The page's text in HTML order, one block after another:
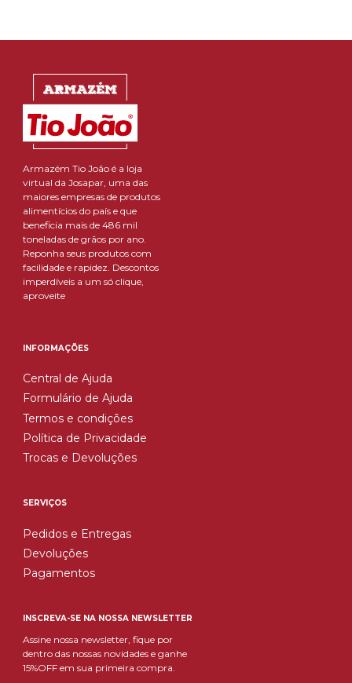
Armazém Tio João é a loja
virtual da Josapar, uma das
maiores empresas de produtos
alimentícios do país e que
beneficia mais de 486 mil
toneladas de grãos por ano.
Reponha seus produtos com
facilidade e rapidez. Descontos
imperdíveis a um só clique,
aproveite
INFORMAÇÕES
Central de Ajuda
Formulário de Ajuda
Termos e condições
Política de Privacidade
Trocas e Devoluções
SERVIÇOS
Pedidos e Entregas
Devoluções
Pagamentos
INSCREVA-SE NA NOSSA NEWSLETTER
Assine nossa newsletter, fique por
dentro das nossas novidades e ganhe
15%OFF em sua primeira compra.